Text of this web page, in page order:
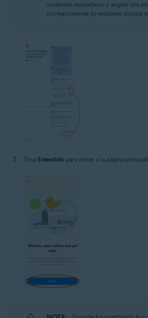
contenido sospechoso y asignar una
correspondiente, es necesario otorgar
Toca Entendido para volver a la página